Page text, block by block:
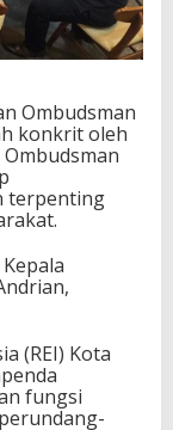
Ombudsman
konkrit oleh
terpenting
(REI) Kota
fungsi